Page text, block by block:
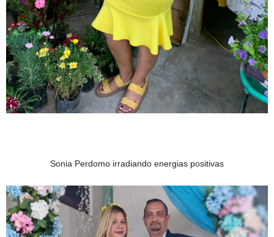
Sonia Perdomo irradiando energias positivas